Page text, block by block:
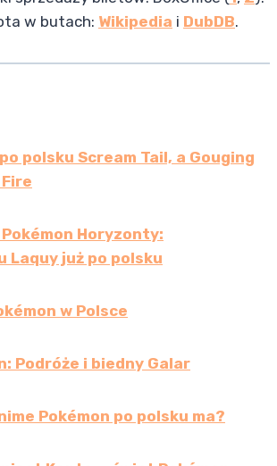
w butach: Wikipedia i DubDB.
polsku Scream Tail, a Gouging
Horyzonty:
Laquy już po polsku
w Polsce
Podróże i biedny Galar
Pokémon po polsku ma?